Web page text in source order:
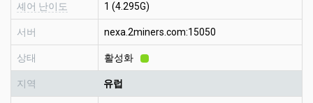
셰어 난이도 1 (4.295G)
서버 nexa.2miners.com:15050
상태 활성화
지역 유럽